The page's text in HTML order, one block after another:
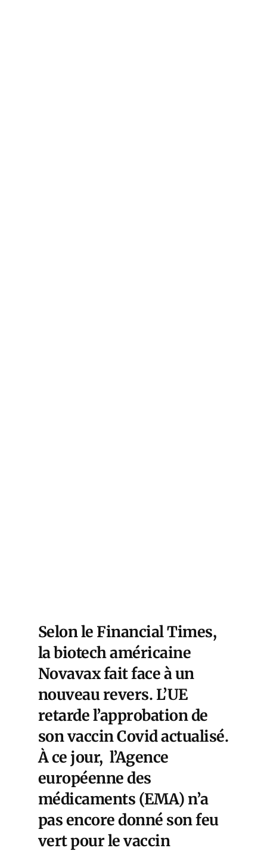
Selonle Financial Times,
la biotech américaine
Novavax fait face à un
nouveau revers. L’UE
retarde l’approbation de
son vaccin Covid actualisé.
À ce jour, l’Agence
européenne des
médicaments (EMA) n’a
pas encore donné son feu
vert pour le vaccin